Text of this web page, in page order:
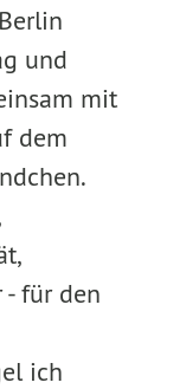
und
mit
dem
für den
ich